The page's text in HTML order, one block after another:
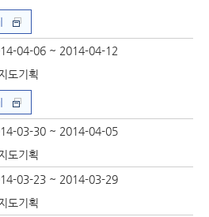
04-06 ~ 2014-04-12
도기획
03-30 ~ 2014-04-05
도기획
03-23 ~ 2014-03-29
도기획